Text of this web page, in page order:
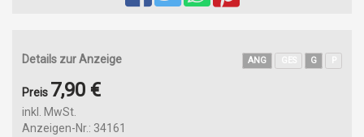
Details zur Anzeige ANG G
Preis 7,90 €
inkl. MwSt.
Anzeigen-Nr.: 34161